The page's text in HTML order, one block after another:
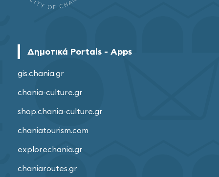
Δημοτικά Portals - Apps
gis.chania.gr
chania-culture.gr
shop.chania-culture.gr
chaniatourism.com
explorechania.gr
chaniaroutes.gr